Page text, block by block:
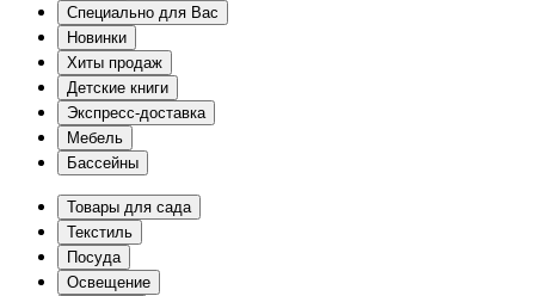
Специально для Вас
Новинки
Хиты продаж
Детские книги
Экспресс-доставка
Мебель
Бассейны
Товары для сада
Текстиль
Посуда
Освещение